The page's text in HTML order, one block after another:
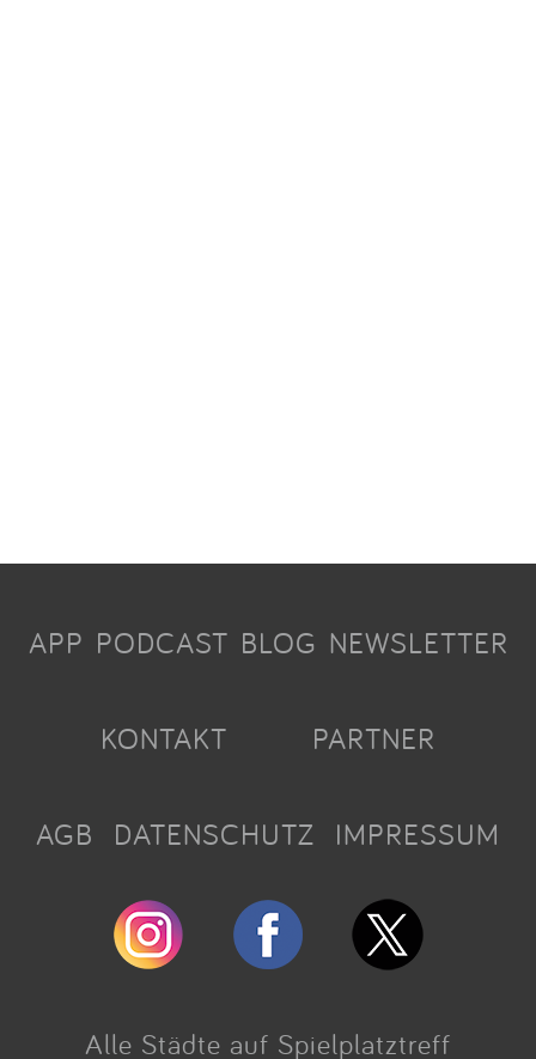
APP PODCAST BLOG NEWSLETTER
KONTAKT PARTNER
AGB DATENSCHUTZ IMPRESSUM
Alle Städte auf Spielplatztreff